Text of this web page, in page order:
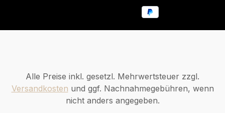
Alle Preise inkl. gesetzl. Mehrwertsteuer zzgl.
Versandkosten und ggf. Nachnahmegebühren, wenn
nicht anders angegeben.